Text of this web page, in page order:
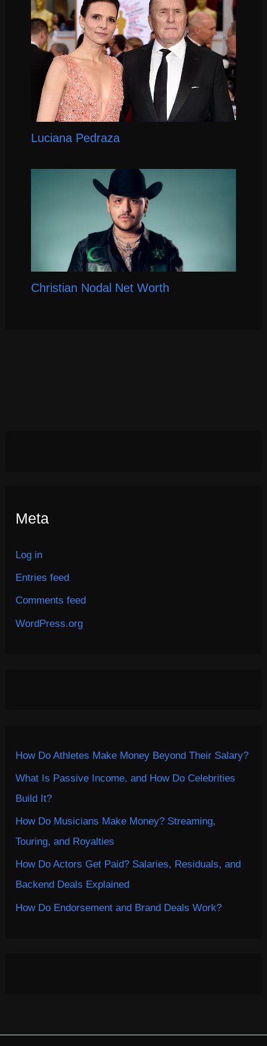
Luciana Pedraza
Christian Nodal Net Worth
Meta
Log in
Entries feed
Comments feed
WordPress.org
How Do Athletes Make Money Beyond Their Salary?
What Is Passive Income, and How Do Celebrities
Build It?
How Do Musicians Make Money? Streaming,
Touring, and Royalties
How Do Actors Get Paid? Salaries, Residuals, and
Backend Deals Explained
How Do Endorsement and Brand Deals Work?